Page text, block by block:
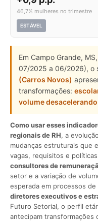
46,7% mulheres no trimestre
ESTÁVEL
Em Campo Grande,
07/2025 a 06/2026), o
(Carros Novos)
transformações:
volume desacelerando
Como usar esses
regionais de RH, a
mudanças estruturais que
vagas, requisitos e
consultores de
setor e a variação de
esperada em processos
diretores executivos e
Futuro Setorial, o perfil
antecipam transformações